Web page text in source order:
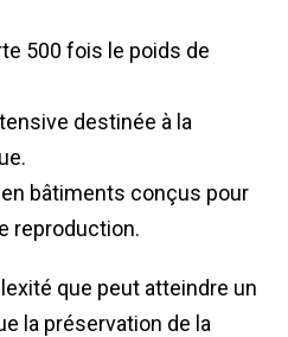
500 fois le poids de
destinée à la
bâtiments conçus pour
reproduction.
que peut atteindre un
la préservation de la